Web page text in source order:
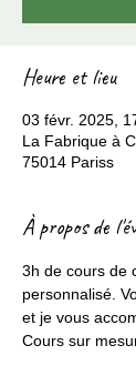
Heure et lieu
03 févr. 2025,
La Fabrique à
75014 Pariss
À propos de
3h de cours de
personnalisé.
et je vous
Cours sur